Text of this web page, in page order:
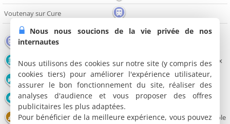
Voutenay sur Cure
Gare
Monument Pont Edifice religieux
Château Office de tourisme Musée
Grotte Point de vue Parc et Jardin
Congrès - Parc Expo Restaurant Domaine viticole
Nous nous soucions de la vie privée de nos
internautes
Nous utilisons des cookies sur notre site (y compris des
cookies tiers) pour améliorer l'expérience utilisateur,
assurer le bon fonctionnement du site, réaliser des
analyses d'audience et vous proposer des offres
publicitaires les plus adaptées.
Pour bénéficier de la meilleure expérience, vous pouvez